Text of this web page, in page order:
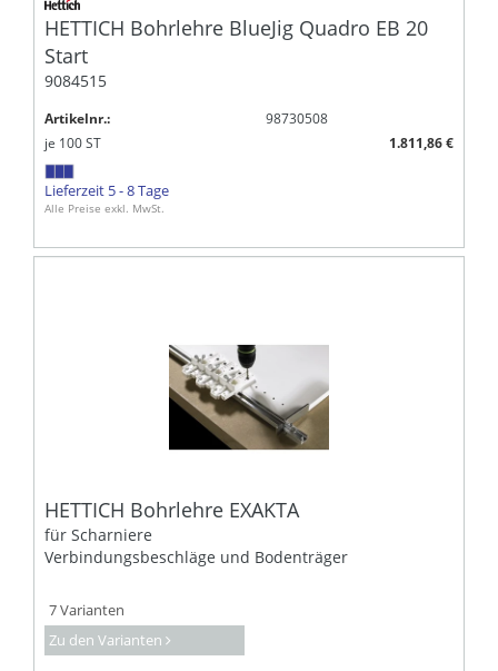
HETTICH Bohrlehre BlueJig Quadro EB 20
Start
9084515
Artikelnr.:
98730508
je 100ST 1.811,86 €
Lieferzeit 5 - 8 Tage
Alle Preise exkl. MwSt.
HETTICH Bohrlehre EXAKTA
für Scharniere
Verbindungsbeschläge und Bodenträger
7 Varianten
Zu den Varianten